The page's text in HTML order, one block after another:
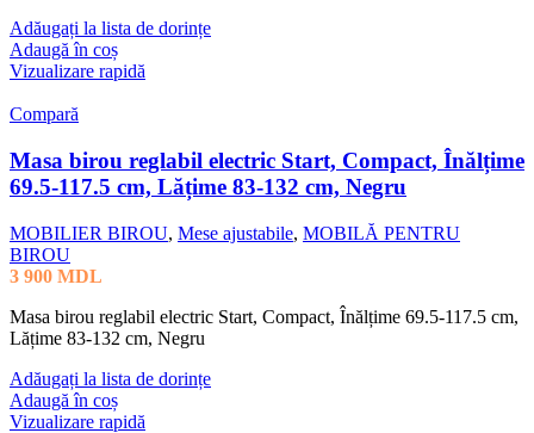
Adăugați la lista de dorințe
Adaugă în coș
Vizualizare rapidă
Compară
Masa birou reglabil electric Start, Compact, Înălțime
69.5-117.5 cm, Lățime 83-132 cm, Negru
MOBILIER BIROU, Mese ajustabile, MOBILĂ PENTRU
BIROU
3 900 MDL
Masa birou reglabil electric Start, Compact, Înălțime 69.5-117.5 cm,
Lățime 83-132 cm, Negru
Adăugați la lista de dorințe
Adaugă în coș
Vizualizare rapidă